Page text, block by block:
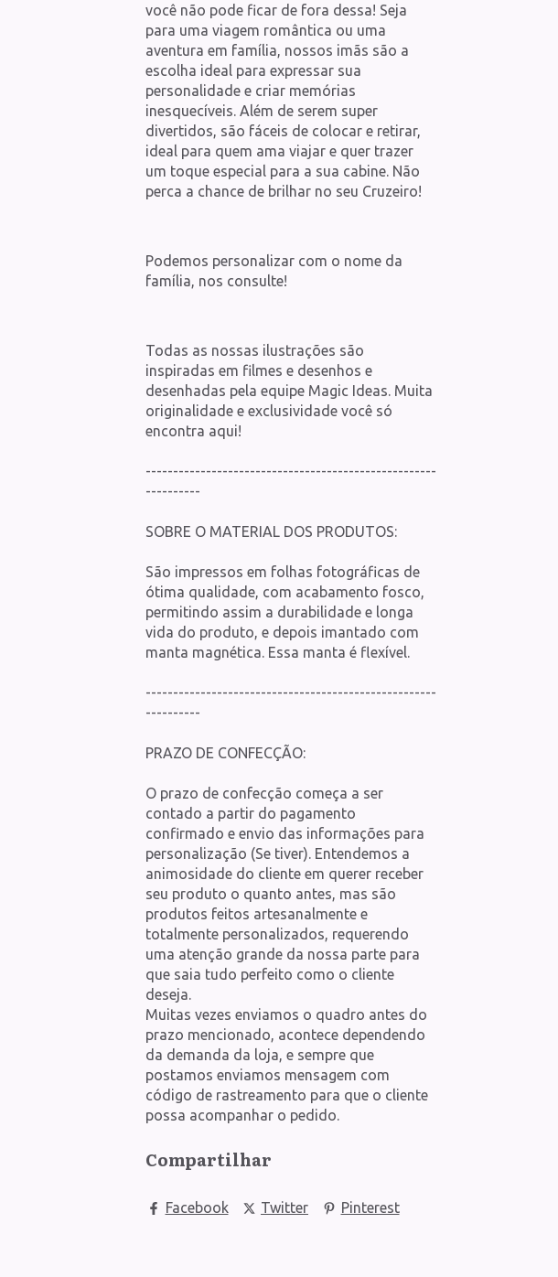
você não pode ficar de fora dessa! Seja
para uma viagem romântica ou uma
aventura em família, nossos imãs são a
escolha ideal para expressar sua
personalidade e criar memórias
inesquecíveis. Além de serem super
divertidos, são fáceis de colocar e retirar,
ideal para quem ama viajar e quer trazer
um toque especial para a sua cabine. Não
perca a chance de brilhar no seu Cruzeiro!
Podemos personalizar com o nome da
família, nos consulte!
Todas as nossas ilustrações são
inspiradas em filmes e desenhos e
desenhadas pela equipe Magic Ideas. Muita
originalidade e exclusividade você só
encontra aqui!
-----------------------------------------------------
----------
SOBRE O MATERIAL DOS PRODUTOS:
São impressos em folhas fotográficas de
ótima qualidade, com acabamento fosco,
permitindo assim a durabilidade e longa
vida do produto, e depois imantado com
manta magnética. Essa manta é flexível.
-----------------------------------------------------
----------
PRAZO DE CONFECÇÃO:
O prazo de confecção começa a ser
contado a partir do pagamento
confirmado e envio das informações para
personalização (Se tiver). Entendemos a
animosidade do cliente em querer receber
seu produto o quanto antes, mas são
produtos feitos artesanalmente e
totalmente personalizados, requerendo
uma atenção grande da nossa parte para
que saia tudo perfeito como o cliente
deseja.
Muitas vezes enviamos o quadro antes do
prazo mencionado, acontece dependendo
da demanda da loja, e sempre que
postamos enviamos mensagem com
código de rastreamento para que o cliente
possa acompanhar o pedido.
Compartilhar
Facebook Twitter Pinterest